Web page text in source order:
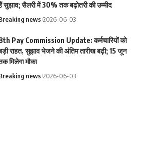
सुझाव; सैलरी में 30% तक बढ़ोतरी की उम्मीद
news 2026-06-03
Pay Commission Update: कर्मचारियों को
राहत, सुझाव भेजने की अंतिम तारीख बढ़ी; 15 जून
मिलेगा मौका
news 2026-06-03